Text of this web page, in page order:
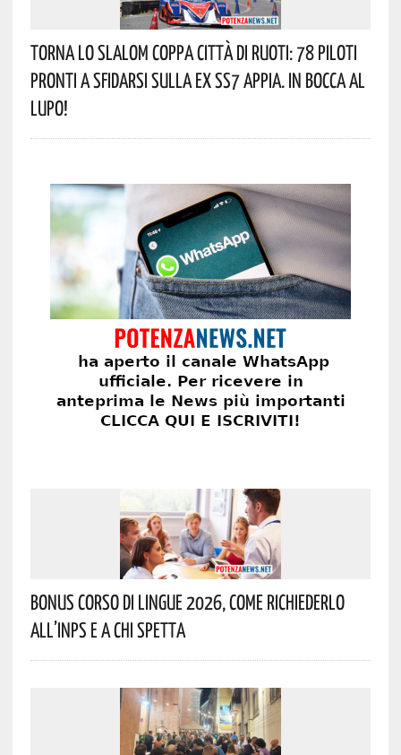
Torna Lo Slalom Coppa Città Di Ruoti: 78 Piloti
Pronti A Sfidarsi Sulla Ex SS7 Appia. In Bocca Al
Lupo!
Bonus Corso Di Lingue 2026, Come Richiederlo
All’INPS E A Chi Spetta